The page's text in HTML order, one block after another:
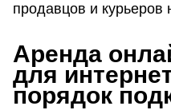
продавцов и курьеров
Аренда
для
порядок